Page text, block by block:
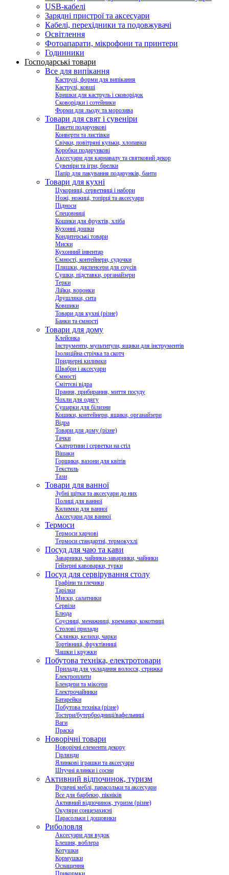
USB-кабелі
Зарядні пристрої та аксесуари
Кабелі, перехідники та подовжувачі
Освітлення
Фотоапарати, мікрофони та принтери
Годинники
Господарські товари
Все для випікання
Каструлі, форми для випікання
Каструлі, ковші
Кришки для каструль і сковорідок
Сковорідки і сотейники
Форми для льоду та морозива
Товари для свят і сувеніри
Пакети подарункові
Конверти та листівки
Свічки, повітряні кульки, хлопавки
Коробки подарункові
Аксесуари для карнавалу та святковий декор
Сувеніри та ігри, брелки
Папір для пакування подарунків, банти
Товари для кухні
Цукорниці, серветниці і набори
Ножі, ножиці, топірці та аксесуари
Підноси
Спецовниці
Кошики для фруктів, хліба
Кухонні дошки
Кондитерські товари
Миски
Кухонний інвентар
Ємності, контейнери, судочки
Пляшки, диспенсери для соусів
Сушки, підставки, органайзери
Терки
Лійки, воронки
Друшляки, сита
Ковшики
Товари для кухні (різне)
Банки та ємності
Товари для дому
Клейонка
Інструменти, мультитули, ящики для інструментів
Ізоляційна стрічка та скотч
Придверні килимки
Швабри і аксесуари
Ємності
Сміттєві відра
Прання, прибирання, миття посуду
Чохли для одягу
Сушарки для білизни
Кошики, контейнери, ящики, органайзери
Відра
Товари для дому (різне)
Тачки
Скатертини і серветки на стіл
Вішаки
Горщики, вазони для квітів
Текстиль
Тази
Товари для ванної
Зубні щітки та аксесуари до них
Полиці для ванної
Килимки для ванної
Аксесуари для ванної
Термоси
Термоси харчові
Термоси стандартні, термокухлі
Посуд для чаю та кави
Заварники, чайники-заварники, чайники
Гейзерні кавоварки, турки
Посуд для сервірування столу
Графіни та глечики
Тарілки
Миски, салатники
Сервізи
Блюда
Соусниці, менажниці, креманки, кокотниці
Столові прилади
Склянки, келихи, чарки
Тортівниці, фруктівниці
Чашки і кружки
Побутова техніка, електротовари
Прилади для укладання волосся, стрижка
Електроплити
Блендери та міксери
Електрочайники
Батарейки
Побутова техніка (різне)
Тостери/бутербродниці/вафельниці
Ваги
Праска
Новорічні товари
Новорічні елементи декору
Гірлянди
Ялинкові іграшки та аксесуари
Штучні ялинки і сосни
Активний відпочинок, туризм
Вуличні меблі, парасольки та аксесуари
Все для барбекю, пікніків
Активний відпочинок, туризм (різне)
Окуляри сонцезахисні
Парасольки і дощовики
Риболовля
Аксесуари для вудок
Блешня, воблера
Котушки
Кормушки
Оснащення
Прикормки